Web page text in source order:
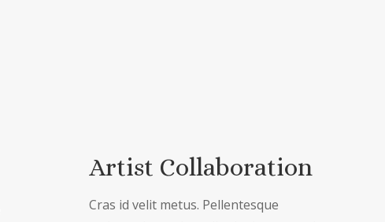
Artist Collaboration
Cras id velit metus. Pellentesque